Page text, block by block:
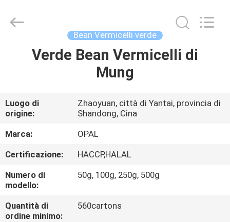
CASA
CIRCA
NOI
GIRO
DELLA
FABBRICA
Rights
Reserved.
Bean Vermicelli verde
Verde Bean Vermicelli di
Mung
Luogo di
origine:
Zhaoyuan, città di Yantai, provincia di
Shandong, Cina
Marca:
OPAL
Certificazione:
HACCP,HALAL
Numero di
modello:
50g, 100g, 250g, 500g
Quantità di
ordine minimo:
560cartons